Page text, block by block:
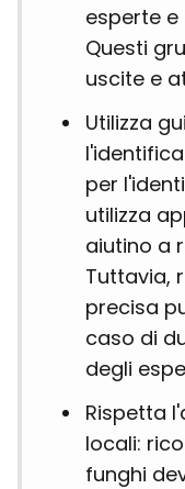
esperte
Questi
uscite e
Utilizza
per
utilizza
aiutino a
Tuttavia,
precisa
caso di
degli
Rispetta
locali:
funghi